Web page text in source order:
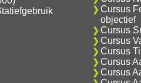
Cursus
objectief
Cursus
Cursus
Cursus
Cursus
Cursus